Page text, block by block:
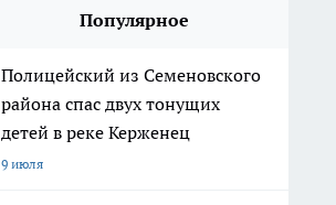
Популярное
Полицейский из Семеновского
района спас двух тонущих
детей в реке Керженец
9 июля